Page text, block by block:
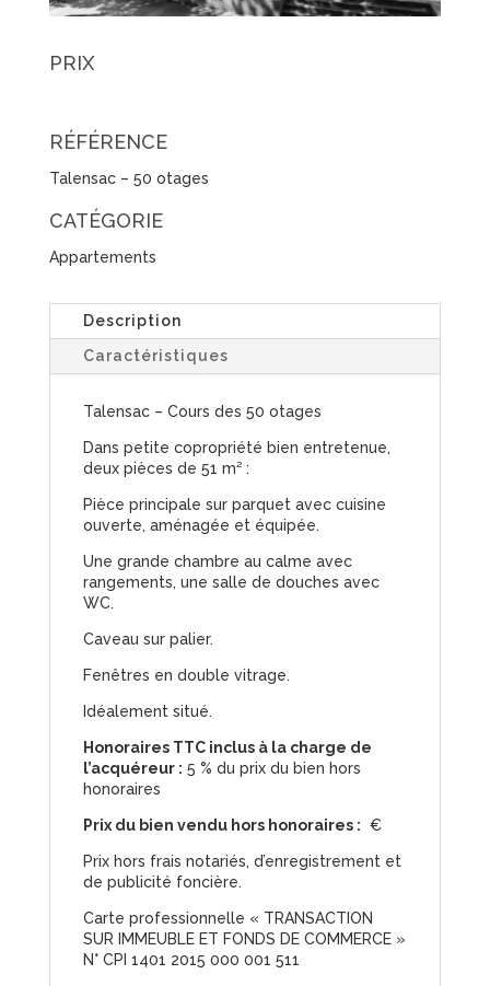
PRIX
RÉFÉRENCE
Talensac – 50 otages
CATÉGORIE
Appartements
Description
Caractéristiques
Talensac – Cours des 50 otages
Dans petite copropriété bien entretenue,
deux pièces de 51 m² :
Pièce principale sur parquet avec cuisine
ouverte, aménagée et équipée.
Une grande chambre au calme avec
rangements, une salle de douches avec
WC.
Caveau sur palier.
Fenêtres en double vitrage.
Idéalement situé.
Honoraires TTC inclus à la charge de
l’acquéreur : 5 % du prix du bien hors
honoraires
Prix du bien vendu hors honoraires : €
Prix hors frais notariés, d’enregistrement et
de publicité foncière.
Carte professionnelle « TRANSACTION
SUR IMMEUBLE ET FONDS DE COMMERCE »
N° CPI 1401 2015 000 001 511